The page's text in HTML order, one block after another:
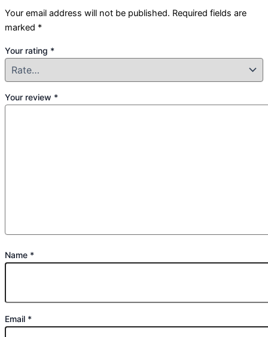
Your email address will not be published. Required fields are
marked *
Your rating *
Your review *
Name *
Email *